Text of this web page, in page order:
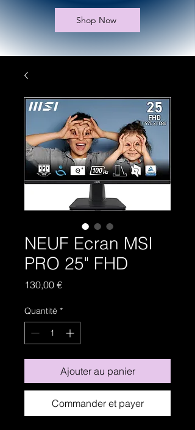
Shop Now
NEUF Ecran MSI
PRO 25" FHD
130,00 €Prix
Quantité *
Ajouter au panier
Commander et payer